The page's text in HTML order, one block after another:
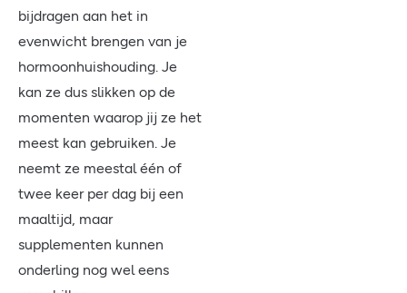
bijdragen aan het in
evenwicht brengen van je
hormoonhuishouding. Je
kan ze dus slikken op de
momenten waarop jij ze het
meest kan gebruiken. Je
neemt ze meestal één of
twee keer per dag bij een
maaltijd, maar
supplementen kunnen
onderling nog wel eens